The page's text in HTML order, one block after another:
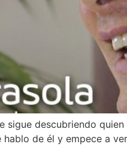
descubriendo
de él y empece a